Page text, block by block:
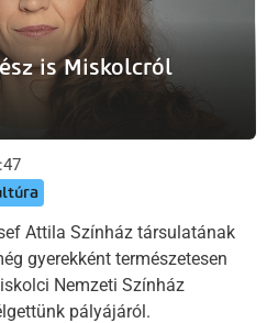
is Miskolcról
Attila Színház társulatának
gyerekként természetesen
Nemzeti Színház
pályájáról.